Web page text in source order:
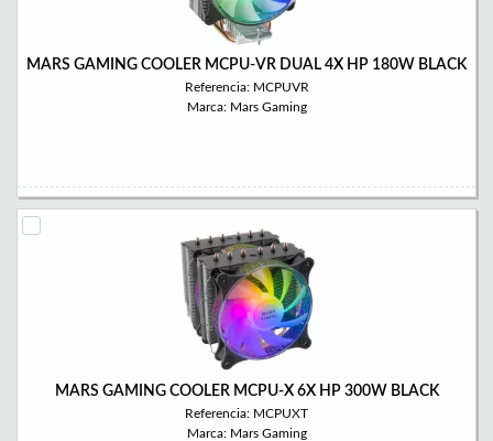
MARS GAMING COOLER MCPU-VR DUAL 4X HP 180W BLACK
Referencia: MCPUVR
Marca: Mars Gaming
MARS GAMING COOLER MCPU-X 6X HP 300W BLACK
Referencia: MCPUXT
Marca: Mars Gaming